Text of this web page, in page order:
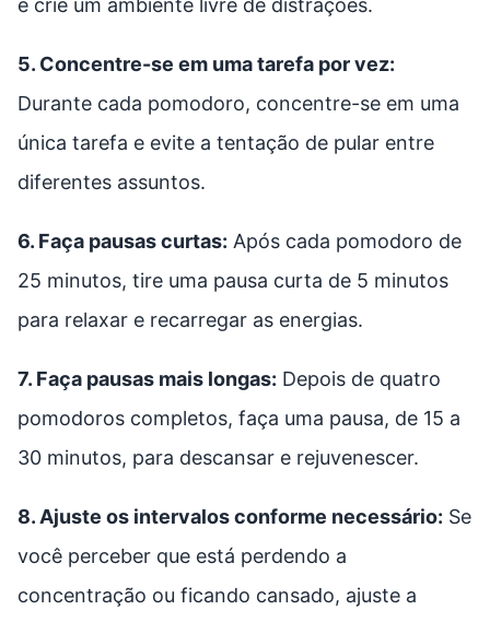
e crie um ambiente livre de distrações.
5. Concentre-se em uma tarefa por vez:
Durante cada pomodoro, concentre-se em uma
única tarefa e evite a tentação de pular entre
diferentes assuntos.
6. Faça pausas curtas: Após cada pomodoro de
25 minutos, tire uma pausa curta de 5 minutos
para relaxar e recarregar as energias.
7. Faça pausas mais longas: Depois de quatro
pomodoros completos, faça uma pausa, de 15 a
30 minutos, para descansar e rejuvenescer.
8. Ajuste os intervalos conforme necessário: Se
você perceber que está perdendo a
concentração ou ficando cansado, ajuste a